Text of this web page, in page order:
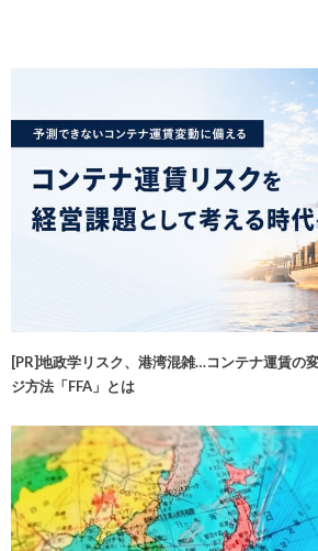
[PR]地政学リスク、港湾混雑…コンテナ運賃の
ジ方法「FFA」とは